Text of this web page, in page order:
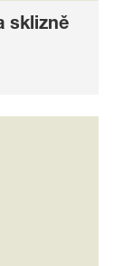
sklizně